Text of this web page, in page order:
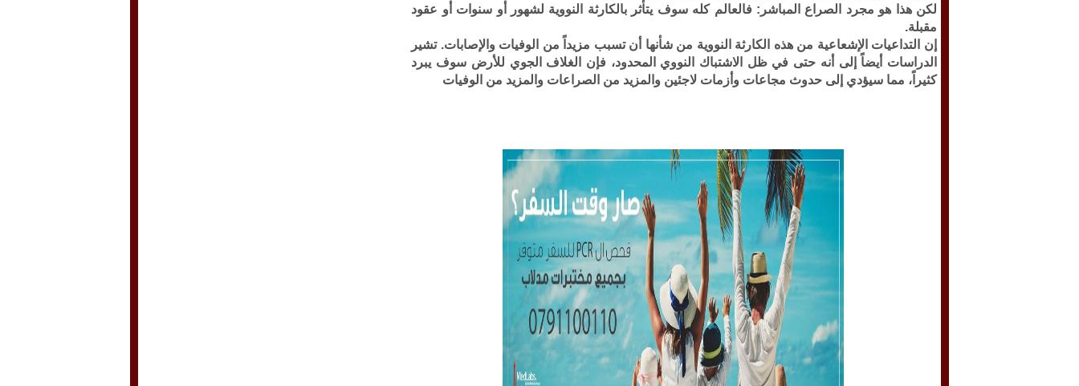
لكن هذا هو مجرد الصراع المباشر: فالعالم كله سوف يتأثر بالكارثة النووية لشهور أو سنوات أو عقود
مقبلة.
إن التداعيات الإشعاعية من هذه الكارثة النووية من شأنها أن تسبب مزيداً من الوفيات والإصابات. تشير
الدراسات أيضاً إلى أنه حتى في ظل الاشتباك النووي المحدود، فإن الغلاف الجوي للأرض سوف يبرد
كثيراً، مما سيؤدي إلى حدوث مجاعات وأزمات لاجئين والمزيد من الصراعات والمزيد من الوفيات